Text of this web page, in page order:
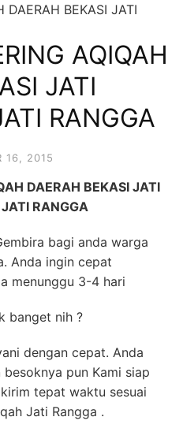
DAERAH BEKASI JATI
AQIQAH
JATI
RANGGA
16, 2015
DAERAH BEKASI JATI
RANGGA
bagi anda warga
Anda ingin cepat
menunggu 3-4 hari
banget nih ?
dengan cepat. Anda
pun Kami siap
tepat waktu sesuai
Jati Rangga .